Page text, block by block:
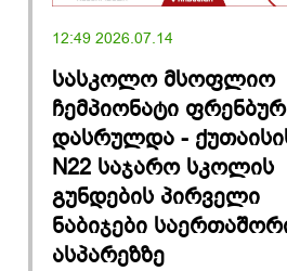
12:49 2026.07.14
სასკოლო მსოფლიო
ჩემპიონატი
დასრულდა -
N22 საჯარო სკოლის
გუნდების პირველი
ნაბიჯები
ასპარეზზე